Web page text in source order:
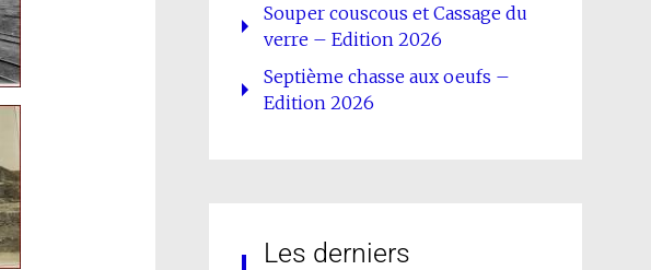
Souper couscous et Cassage du
verre – Edition 2026
Septième chasse aux oeufs –
Edition 2026
Les derniers